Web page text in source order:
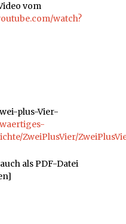
vom
watch?
plus-Vier-
ZweiPlusVier/
als PDF-Datei